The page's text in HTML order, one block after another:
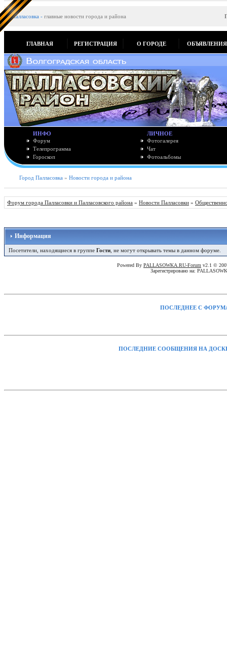
Палласовка - главные новости города и района
ГЛАВНАЯ РЕГИСТРАЦИЯ О ГОРОДЕ ОБЪЯВЛЕНИЯ
ИНФО
Форум
Телепрограмма
Гороскоп
ЛИЧНОЕ
Фотогалерея
Чат
Фотоальбомы
Город Палласовка » Новости города и района
Форум города Палласовки и Палласовского района » Новости Палласовки »
Информация
Посетители, находящиеся в группе Гости , не могут открывать темы в данном форуме.
Powered By PALLASOWKA.RU-Forum v2.1 ©
Зарегистрировано на:
ПОСЛЕДНЕЕ С
ПОСЛЕДНИЕ СООБЩЕНИЯ НА